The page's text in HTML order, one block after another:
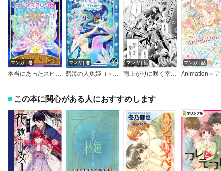
マンガ｜巻
本当にあったスピリチュアルな話～日常に潜む不思議体験記～
マンガ｜巻
碧海の人魚姫（～Colorful～）
マンガ｜話
雨上がりに咲く幸のうた
マンガ｜話
この本に関心がある人におすすめします